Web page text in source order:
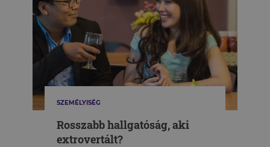
SZEMÉLYISÉG
Rosszabb hallgatóság, aki
extrovertált?